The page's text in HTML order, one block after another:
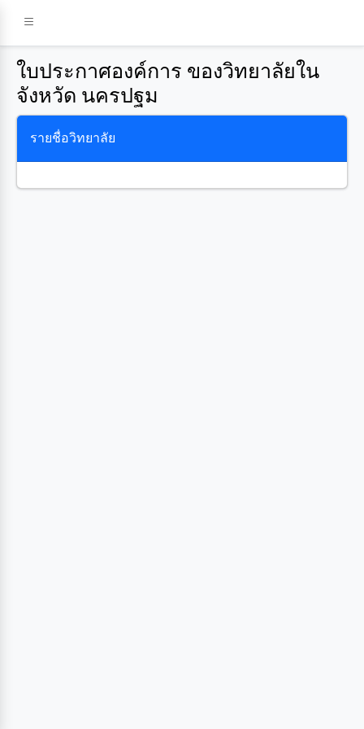
ใบประกาศองค์การ ของวิทยาลัยใน
จังหวัด นครปฐม
รายชื่อวิทยาลัย